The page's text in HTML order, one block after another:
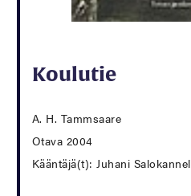
Koulutie
A. H. Tammsaare
Otava 2004
Kääntäjä(t): Juhani Salokannel